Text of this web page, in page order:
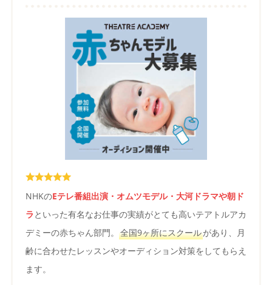
NHKのEテレ番組出演・オムツモデル・大河ドラマや朝ド
ラ といった有名なお仕事の実績がとても高いテアトルアカ
デミーの赤ちゃん部門。 全国9ヶ所にスクールがあり、月
齢に合わせたレッスンやオーディション対策をしてもらえ
ます。